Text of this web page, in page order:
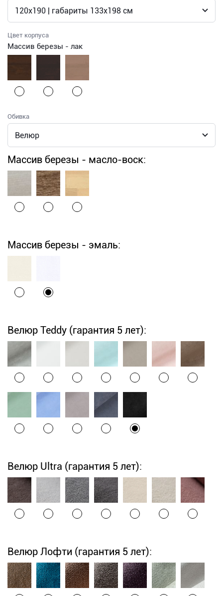
Цвет корпуса
Массив березы - лак
Обивка
Массив березы - масло-воск:
Массив березы - эмаль:
Велюр Teddy (гарантия 5 лет):
Велюр Ultra (гарантия 5 лет):
Велюр Лофти (гарантия 5 лет):